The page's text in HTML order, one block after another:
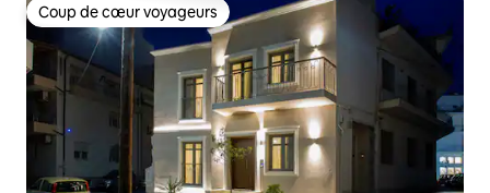
Coup de cœur voyageurs
Coup de cœur voyageurs